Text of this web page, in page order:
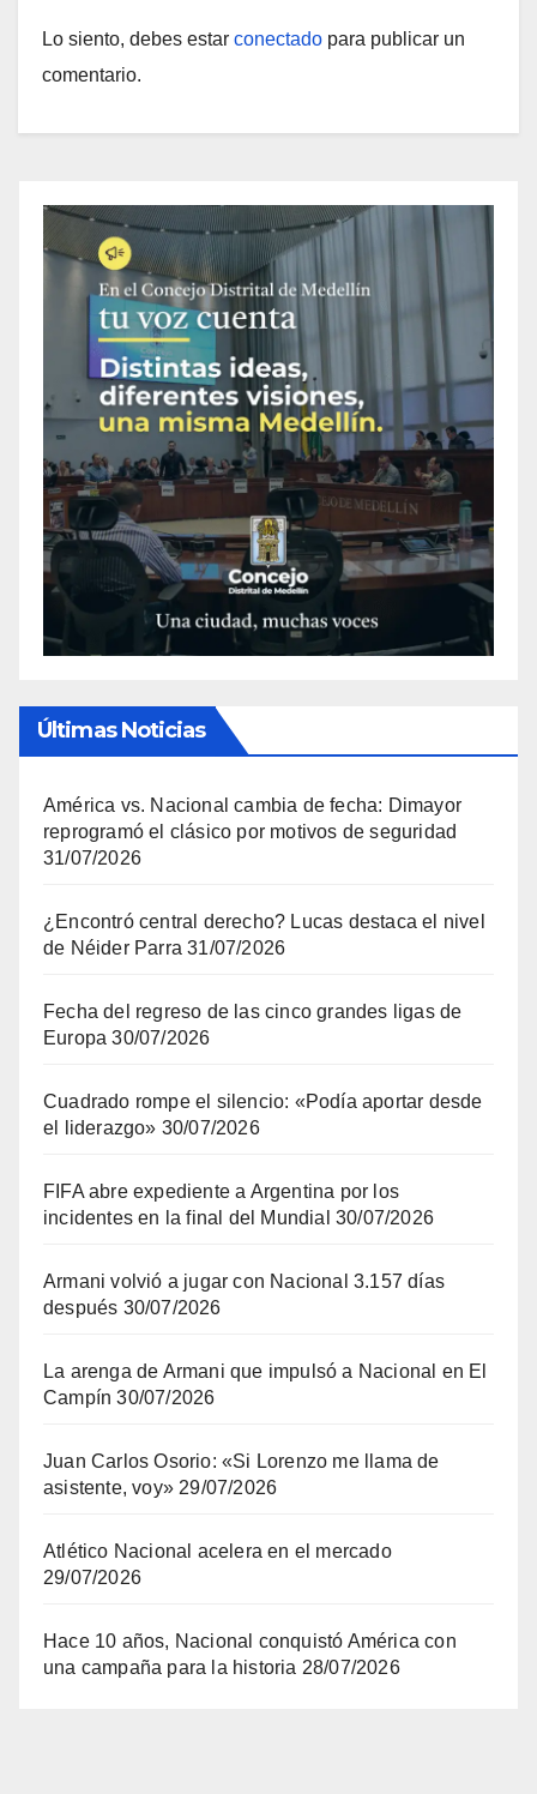
Lo siento, debes estar conectado para publicar un
comentario.
Últimas Noticias
América vs. Nacional cambia de fecha: Dimayor
reprogramó el clásico por motivos de seguridad
31/07/2026
¿Encontró central derecho? Lucas destaca el nivel
de Néider Parra 31/07/2026
Fecha del regreso de las cinco grandes ligas de
Europa 30/07/2026
Cuadrado rompe el silencio: «Podía aportar desde
el liderazgo» 30/07/2026
FIFA abre expediente a Argentina por los
incidentes en la final del Mundial 30/07/2026
Armani volvió a jugar con Nacional 3.157 días
después 30/07/2026
La arenga de Armani que impulsó a Nacional en El
Campín 30/07/2026
Juan Carlos Osorio: «Si Lorenzo me llama de
asistente, voy» 29/07/2026
Atlético Nacional acelera en el mercado
29/07/2026
Hace 10 años, Nacional conquistó América con
una campaña para la historia 28/07/2026